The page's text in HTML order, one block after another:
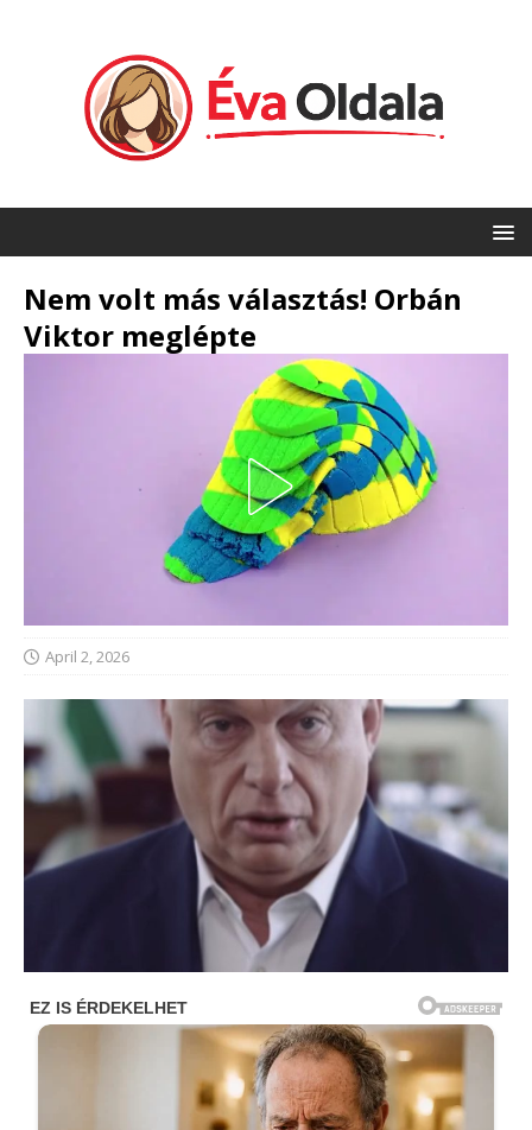
Nem volt más választás! Orbán
Viktor meglépte
April 2, 2026